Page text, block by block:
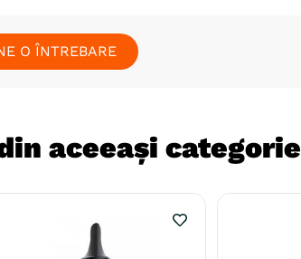
O ÎNTREBARE
aceeași categorie